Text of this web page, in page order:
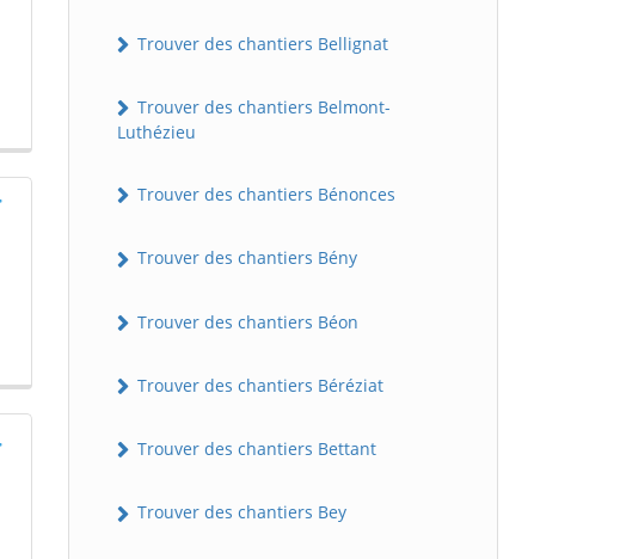
Trouver des chantiers Bellignat
Trouver des chantiers Belmont-
Luthézieu
Trouver des chantiers Bénonces
Trouver des chantiers Bény
Trouver des chantiers Béon
Trouver des chantiers Béréziat
Trouver des chantiers Bettant
Trouver des chantiers Bey